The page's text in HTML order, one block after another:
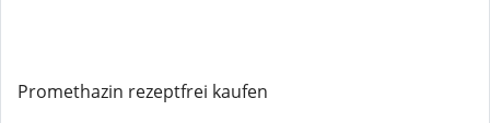
Promethazin rezeptfrei kaufen